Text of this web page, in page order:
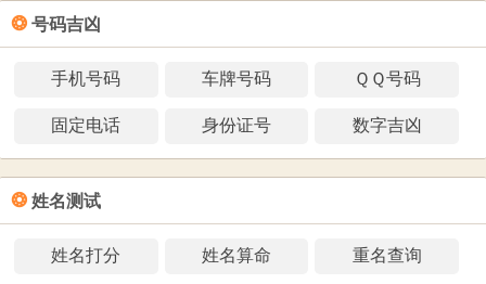
❂ 号码吉凶
手机号码 车牌号码 ＱＱ号码
固定电话 身份证号 数字吉凶
❂ 姓名测试
姓名打分 姓名算命 重名查询